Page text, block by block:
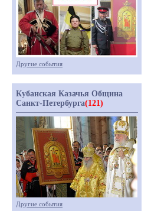
Другие события
Кубанская Казачья Община
Санкт-Петербурга(121)
Другие события